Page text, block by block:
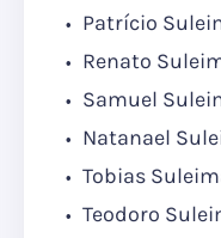
Patrício
Renato
Samuel
Natanael
Tobias
Teodoro